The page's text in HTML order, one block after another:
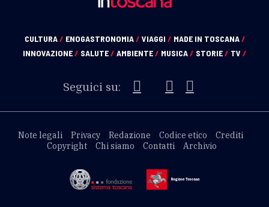
CULTURA/ ENOGASTRONOMIA/ VIAGGI / MADE IN TOSCANA/
INNOVAZIONE/ SALUTE/ AMBIENTE/ MUSICA/ STORIE/ TV /
Seguici su:
Note legali Privacy Redazione Codice etico
Crediti
Copyright
Chi siamo Contatti Archivio